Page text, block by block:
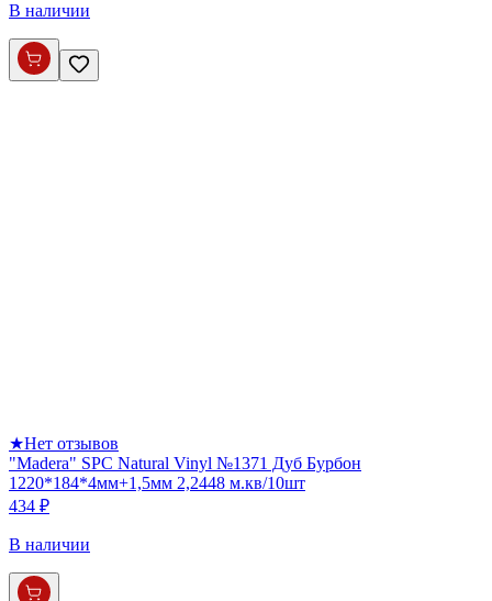
В наличии
★Нет отзывов
"Madera" SPC Natural Vinyl №1371 Дуб Бурбон
1220*184*4мм+1,5мм 2,2448 м.кв/10шт
434 ₽
В наличии